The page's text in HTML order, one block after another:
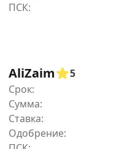
AliZaim
5
Срок:
Сумма:
Ставка:
Одобрение: